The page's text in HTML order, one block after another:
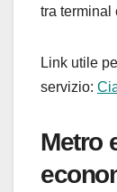
tra terminal
Link utile
servizio:
Metro